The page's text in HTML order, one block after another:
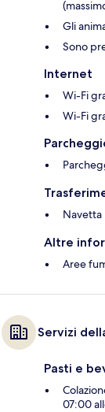
Gli
Sono
Internet
Wi-Fi
Wi-Fi
Altre
Aree
Servizi
Pasti e
07:00